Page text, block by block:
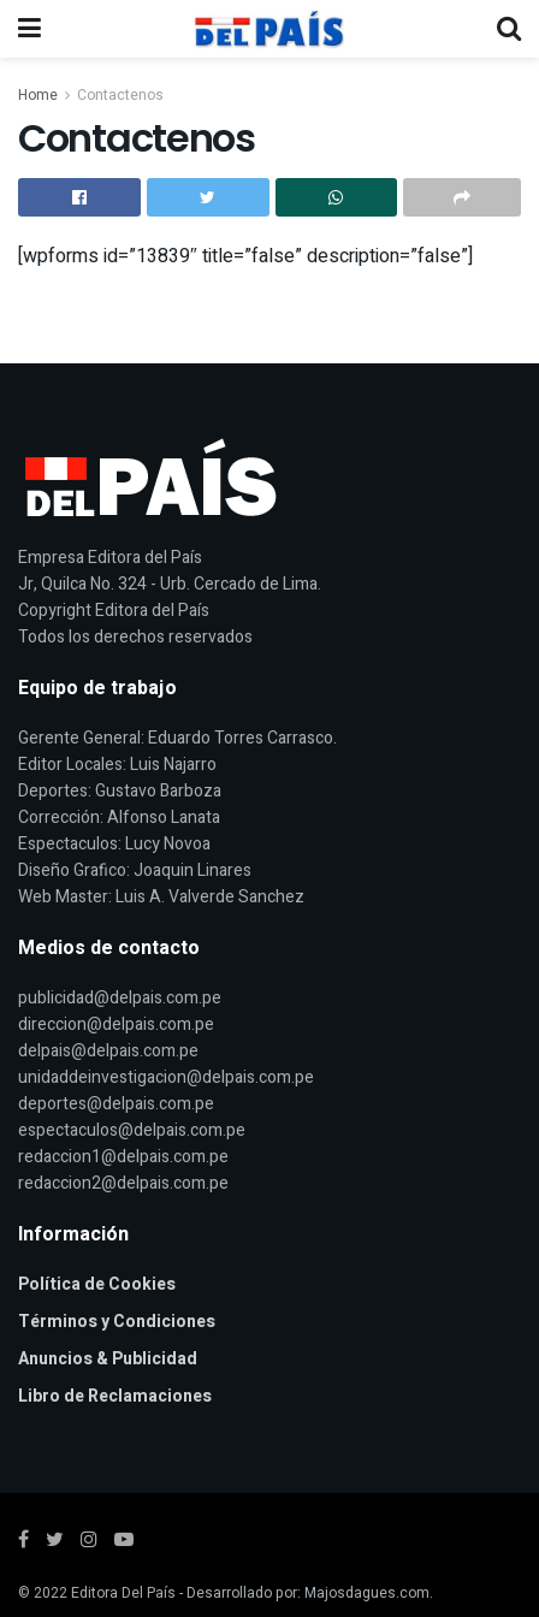
Home Contactenos
Contactenos
[wpforms id=”13839″ title=”false” description=”false”]
Empresa Editora del País
Jr, Quilca No. 324 - Urb. Cercado de Lima.
Copyright Editora del País
Todos los derechos reservados
Equipo de trabajo
Gerente General: Eduardo Torres Carrasco.
Editor Locales: Luis Najarro
Deportes: Gustavo Barboza
Corrección: Alfonso Lanata
Espectaculos: Lucy Novoa
Diseño Grafico: Joaquin Linares
Web Master: Luis A. Valverde Sanchez
Medios de contacto
publicidad@delpais.com.pe
direccion@delpais.com.pe
delpais@delpais.com.pe
unidaddeinvestigacion@delpais.com.pe
deportes@delpais.com.pe
espectaculos@delpais.com.pe
redaccion1@delpais.com.pe
redaccion2@delpais.com.pe
Información
Política de Cookies
Términos y Condiciones
Anuncios & Publicidad
Libro de Reclamaciones
© 2022Editora Del País - Desarrollado por: Majosdagues.com.